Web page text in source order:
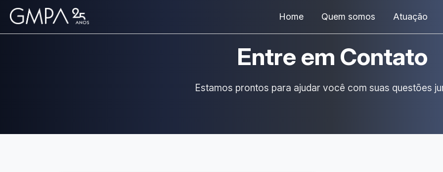
Home Quem somos Atuação
Entre em Contato
Estamos prontos para ajudar você com suas questões